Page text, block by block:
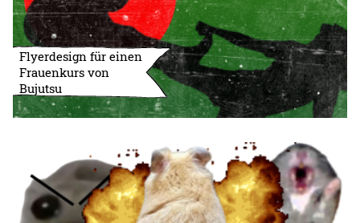
Flyerdesign für einen
Frauenkurs von
Bujutsu